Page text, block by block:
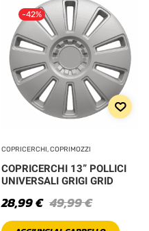
-42%
COPRICERCHI, COPRIMOZZI
COPRICERCHI 13” POLLICI
UNIVERSALI GRIGI GRID
49,99€
28,99€